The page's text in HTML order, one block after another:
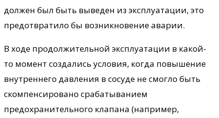
должен был быть выведен из эксплуатации, это
предотвратило бы возникновение аварии.
В ходе продолжительной эксплуатации в какой-
то момент создались условия, когда повышение
внутреннего давления в сосуде не смогло быть
скомпенсировано срабатыванием
предохранительного клапана (например,